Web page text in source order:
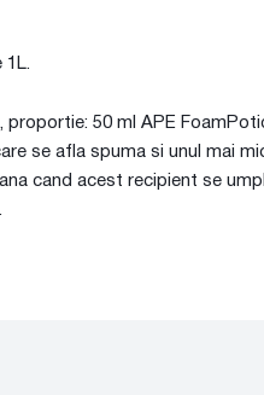
1L.
50 ml APE
se afla spuma si unul mai
cand acest recipient se